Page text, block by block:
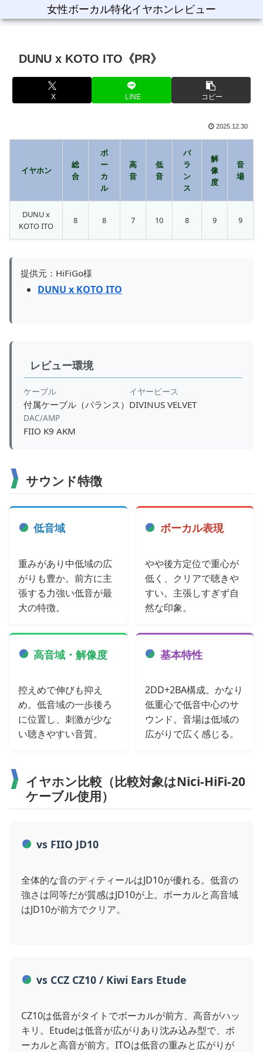
女性ボーカル特化イヤホンレビュー
DUNU x KOTO ITO《PR》
X LINE コピー
2025.12.30
イヤホン
総
合
ボ
ー
カ
ル
高
音
低
音
バ
ラ
ン
ス
解
像
度
音
場
DUNU x
KOTO ITO
8 8 7 10 8 9 9
提供元：HiFiGo様
DUNU x KOTO ITO
レビュー環境
ケーブル
付属ケーブル（バランス）
イヤーピース
DIVINUS VELVET
DAC/AMP
FIIO K9 AKM
サウンド特徴
低音域
重みがあり中低域の広
がりも豊か。前方に主
張する力強い低音が最
大の特徴。
ボーカル表現
やや後方定位で重心が
低く、クリアで聴きや
すい。主張しすぎず自
然な印象。
高音域・解像度
控えめで伸びも抑え
め。低音域の一歩後ろ
に位置し、刺激が少な
い聴きやすい音質。
基本特性
2DD+2BA構成。かなり
低重心で低音中心のサ
ウンド。音場は低域の
広がりで広く感じる。
イヤホン比較（比較対象はNici-HiFi-20
ケーブル使用）
vs FIIO JD10
全体的な音のディティールはJD10が優れる。低音の
強さは同等だが質感はJD10が上。ボーカルと高音域
はJD10が前方でクリア。
vs CCZ CZ10 / Kiwi Ears Etude
CZ10は低音がタイトでボーカルが前方、高音がハッ
キリ。Etudeは低音が広がりあり沈み込み型で、ボ
ーカルと高音が前方。ITOは低音の重みと広がりが